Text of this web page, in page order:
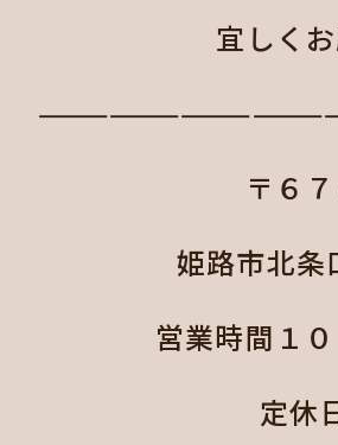
宜しく
〒６
姫路市北
営業時間１
定休